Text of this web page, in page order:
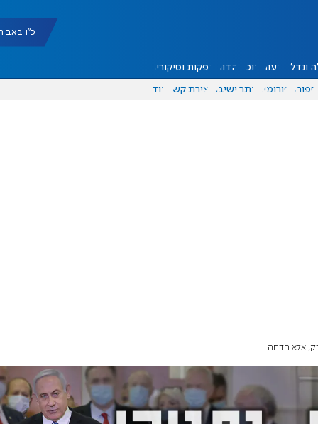
כ"ו באב
ונדל"ן דעות אוכל יהדות הפקות וסיקורים
ספורט פורומים אתר ישיבה יצירת קשר עוד